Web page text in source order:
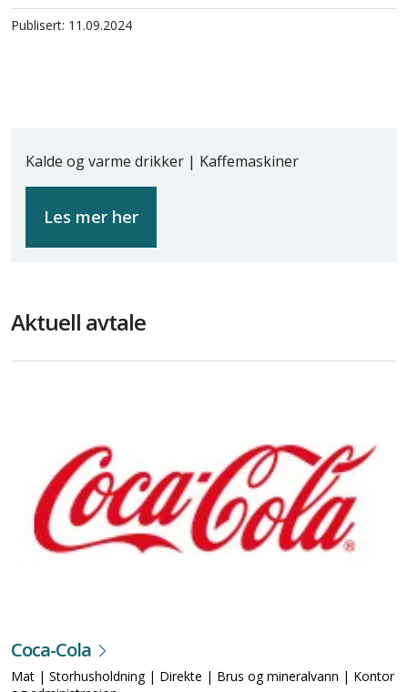
Publisert: 11.09.2024
Kalde og varme drikker | Kaffemaskiner
Les mer her
Aktuell avtale
Coca-Cola
Mat | Storhusholdning | Direkte | Brus og mineralvann | Kontor